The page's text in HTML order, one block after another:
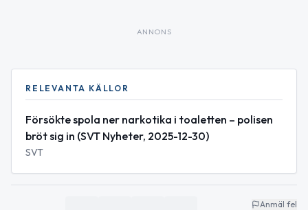
ANNONS
RELEVANTA KÄLLOR
Försökte spola ner narkotika i toaletten – polisen
bröt sig in (SVT Nyheter, 2025-12-30)
SVT
Anmäl fel